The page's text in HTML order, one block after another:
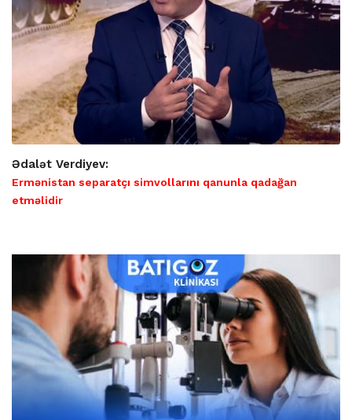
Ədalət Verdiyev:
Ermənistan separatçı simvollarını qanunla qadağan
etməlidir